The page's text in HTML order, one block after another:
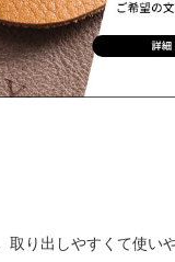
取り出しやすくて使い